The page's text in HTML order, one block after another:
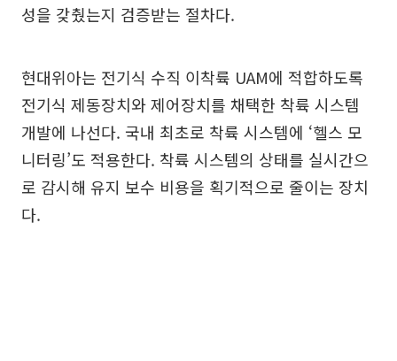
성을 갖췄는지 검증받는 절차다.
현대위아는 전기식 수직 이착륙 UAM에 적합하도록
전기식 제동장치와 제어장치를 채택한 착륙 시스템
개발에 나선다. 국내 최초로 착륙 시스템에 ‘헬스 모
니터링’도 적용한다. 착륙 시스템의 상태를 실시간으
로 감시해 유지 보수 비용을 획기적으로 줄이는 장치
다.